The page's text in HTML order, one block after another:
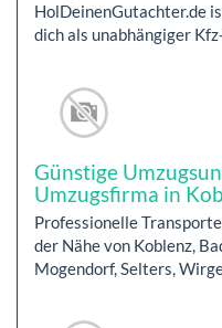
HolDeinenGutachter.de
dich als unabhängiger
Günstige
Umzugsfirma in
Professionelle
der Nähe von Koblenz,
Mogendorf, Selters,